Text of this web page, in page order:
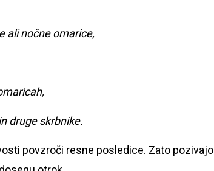
ali nočne omarice,
druge skrbnike.
povzroči resne posledice. Zato pozivajo